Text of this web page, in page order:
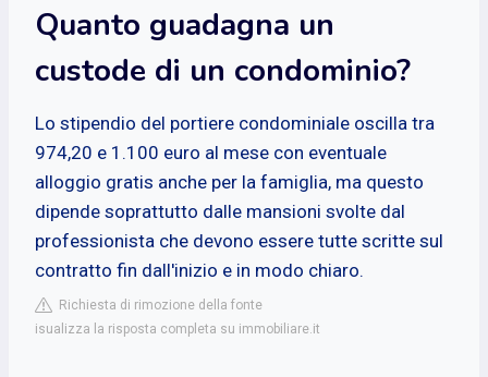
Quanto guadagna un
custode di un condominio?
Lo stipendio del portiere condominiale oscilla tra
974,20 e 1.100 euro al mese con eventuale
alloggio gratis anche per la famiglia, ma questo
dipende soprattutto dalle mansioni svolte dal
professionista che devono essere tutte scritte sul
contratto fin dall'inizio e in modo chiaro.
Richiesta di rimozione della fonte
isualizza la risposta completa su immobiliare.it